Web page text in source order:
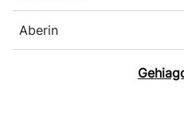
Aberin